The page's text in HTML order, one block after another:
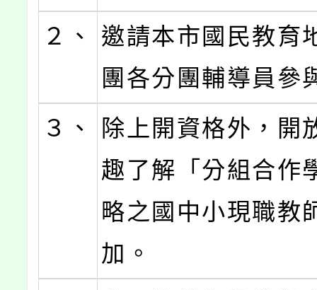
２、
邀請本市國民教育
團各分團輔導員參
３、
除上開資格外，開
趣了解「分組合作
略之國中小現職教
加。